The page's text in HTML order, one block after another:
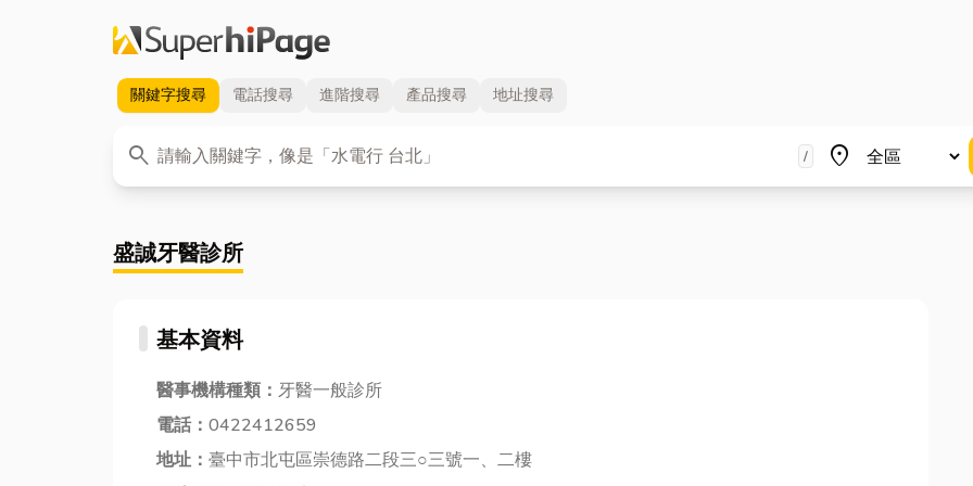
關鍵字搜尋 電話搜尋 進階搜尋 產品搜尋 地址搜尋
search
關鍵字 / place
地區
盛誠牙醫診所
基本資料
醫事機構種類： 牙醫一般診所
電話： 0422412659
地址： 臺中市北屯區崇德路二段三○三號一、二樓